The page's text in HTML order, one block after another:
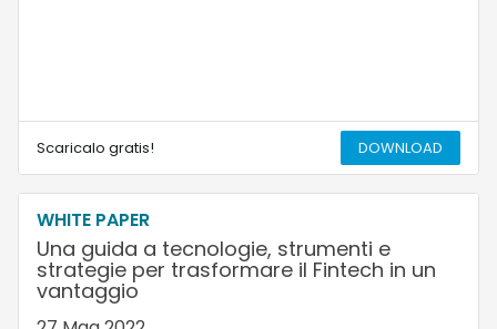
Scaricalo gratis! DOWNLOAD
WHITE PAPER
Una guida a tecnologie, strumenti e
strategie per trasformare il Fintech in un
vantaggio